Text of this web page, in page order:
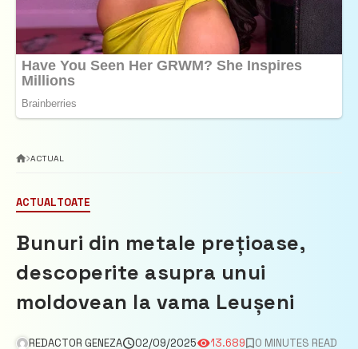
ACTUAL
ACTUALTOATE
Bunuri din metale prețioase,
descoperite asupra unui
moldovean la vama Leușeni
REDACTOR GENEZA 02/09/2025 13.689 0 MINUTES READ